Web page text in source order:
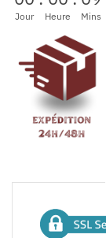
Jour Heure Mins